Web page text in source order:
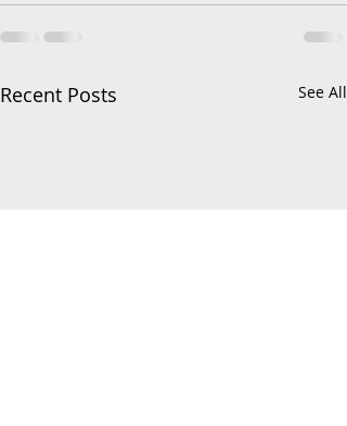
Recent Posts See All